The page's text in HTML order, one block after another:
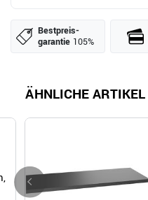
Bestpreis­
garantie 105%
ÄHNLICHE ARTIKEL